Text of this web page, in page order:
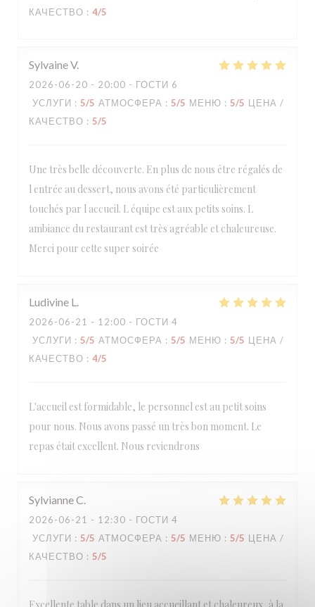
КАЧЕСТВО : 4/5
SylvaineV
2026-06-20 - 20:00 - ГОСТИ 6
УСЛУГИ : 5/5 АТМОСФЕРА : 5/5 МЕНЮ : 5/5 ЦЕНА /
КАЧЕСТВО : 5/5
Une très belle découverte. En plus de nous être régalés de
l entrée au dessert, nous avons été particulièrement
touchés par l accueil. L équipe est aux petits soins. L
ambiance du restaurant est très agréable et chaleureuse.
Merci pour cette super soirée
Ludivine L
2026-06-21 - 12:00 - ГОСТИ 4
УСЛУГИ : 5/5 АТМОСФЕРА : 5/5 МЕНЮ : 5/5 ЦЕНА /
КАЧЕСТВО : 4/5
L'accueil est formidable, le personnel est au petit soins
pour nous. Nous avons passé un très bon moment. Le
repas était excellent. Nous reviendrons
SylvianneC
2026-06-21 - 12:30 - ГОСТИ 4
УСЛУГИ : 5/5 АТМОСФЕРА : 5/5 МЕНЮ : 5/5 ЦЕНА /
КАЧЕСТВО : 5/5